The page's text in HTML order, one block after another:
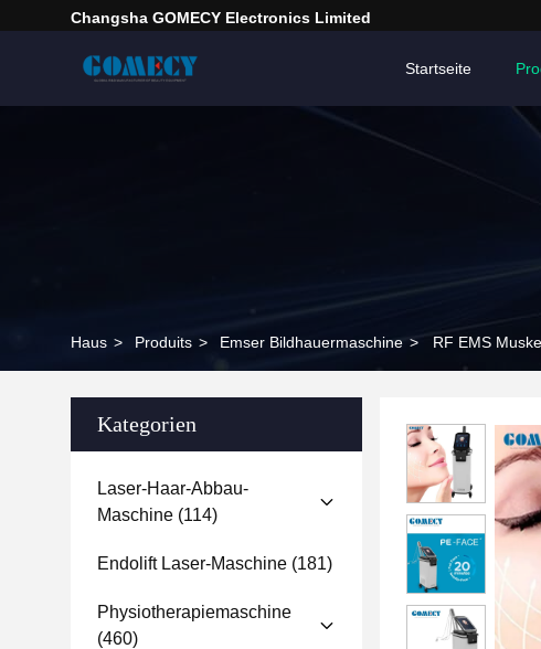
Changsha GOMECY Electronics Limited
Startseite
Haus > Produits > Emser Bildhauermaschine > RF EMS
Kategorien
Laser-Haar-Abbau-
Maschine (114)
Endolift Laser-Maschine (181)
Physiotherapiemaschine
(460)